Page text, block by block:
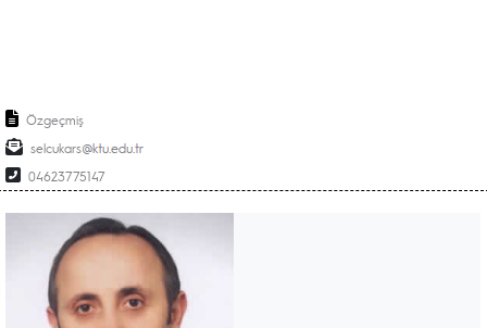
Özgeçmiş
selcukars
04623775147